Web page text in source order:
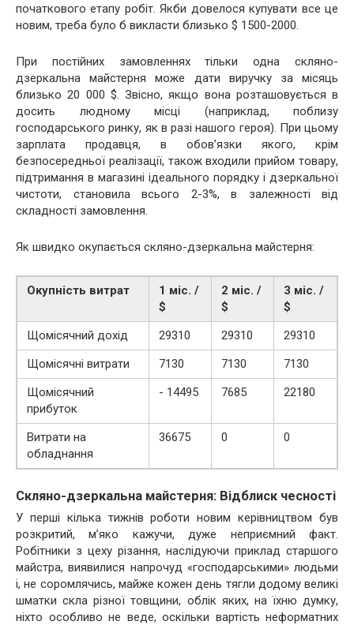
початкового етапу робіт. Якби довелося купувати все це
новим, треба було б викласти близько $ 1500-2000.
При постійних замовленнях тільки одна скляно-
дзеркальна майстерня може дати виручку за місяць
близько 20 000 $. Звісно, якщо вона розташовується в
досить людному місці (наприклад, поблизу
господарського ринку, як в разі нашого героя). При цьому
зарплата продавця, в обов’язки якого, крім
безпосередньої реалізації, також входили прийом товару,
підтримання в магазині ідеального порядку і дзеркальної
чистоти, становила всього 2-3%, в залежності від
складності замовлення.
Як швидко окупається скляно-дзеркальна майстерня:
Окупність витрат
1 міс. /
$
2 міс. /
$
3 міс. /
$
Щомісячний дохід
29310 29310
29310
Щомісячні витрати
7130 7130
7130
Щомісячний
прибуток
- 14495 7685 22180
Витрати на
обладнання
36675 0 0
Скляно-дзеркальна майстерня: Відблиск чесності
У перші кілька тижнів роботи новим керівництвом був
розкритий, м’яко кажучи, дуже неприємний факт.
Робітники з цеху різання, наслідуючи приклад старшого
майстра, виявилися напрочуд «господарськими» людьми
і, не соромлячись, майже кожен день тягли додому великі
шматки скла різної товщини, облік яких, на їхню думку,
ніхто особливо не веде, оскільки вартість неформатних